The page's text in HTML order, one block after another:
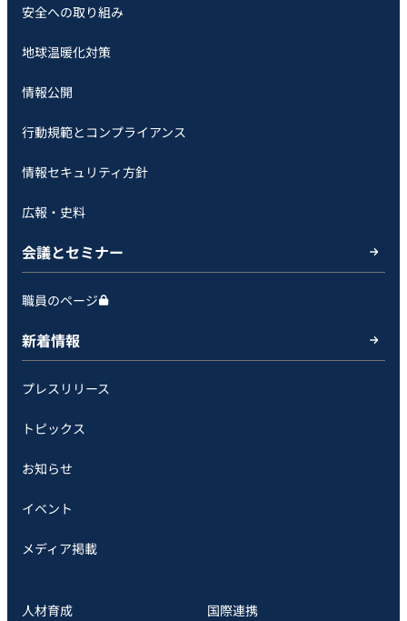
安全への取り組み
地球温暖化対策
情報公開
行動規範とコンプライアンス
情報セキュリティ方針
広報・史料
会議とセミナー
職員のページ
新着情報
プレスリリース
トピックス
お知らせ
イベント
メディア掲載
人材育成 国際連携